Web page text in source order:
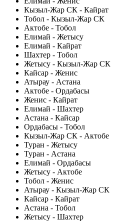
Кызыл-Жар СК - Кайрат
Тобол - Кызыл-Жар СК
Актобе - Тобол
Елимай - Жетысу
Елимай - Кайрат
Шахтер - Тобол
Жетысу - Кызыл-Жар СК
Кайсар - Женис
Атырау - Астана
Актобе - Ордабасы
Женис - Кайрат
Елимай - Шахтер
Астана - Кайсар
Ордабасы - Тобол
Кызыл-Жар СК - Актобе
Туран - Жетысу
Туран - Астана
Елимай - Ордабасы
Жетысу - Актобе
Тобол - Женис
Атырау - Кызыл-Жар СК
Кайсар - Кайрат
Астана - Тобол
Жетысу - Шахтер